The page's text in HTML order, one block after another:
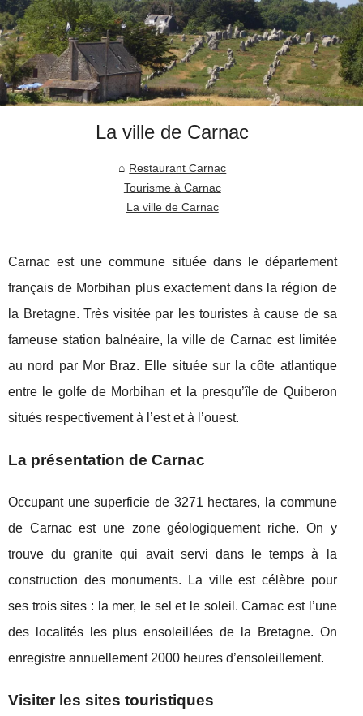
La ville de Carnac
Restaurant Carnac
Tourisme à Carnac
La ville de Carnac
Carnac est une commune située dans le département
français de Morbihan plus exactement dans la région de
la Bretagne. Très visitée par les touristes à cause de sa
fameuse station balnéaire, la ville de Carnac est limitée
au nord par Mor Braz. Elle située sur la côte atlantique
entre le golfe de Morbihan et la presqu’île de Quiberon
situés respectivement à l’est et à l’ouest.
La présentation de Carnac
Occupant une superficie de 3271 hectares, la commune
de Carnac est une zone géologiquement riche. On y
trouve du granite qui avait servi dans le temps à la
construction des monuments. La ville est célèbre pour
ses trois sites : la mer, le sel et le soleil. Carnac est l’une
des localités les plus ensoleillées de la Bretagne. On
enregistre annuellement 2000 heures d’ensoleillement.
Visiter les sites touristiques